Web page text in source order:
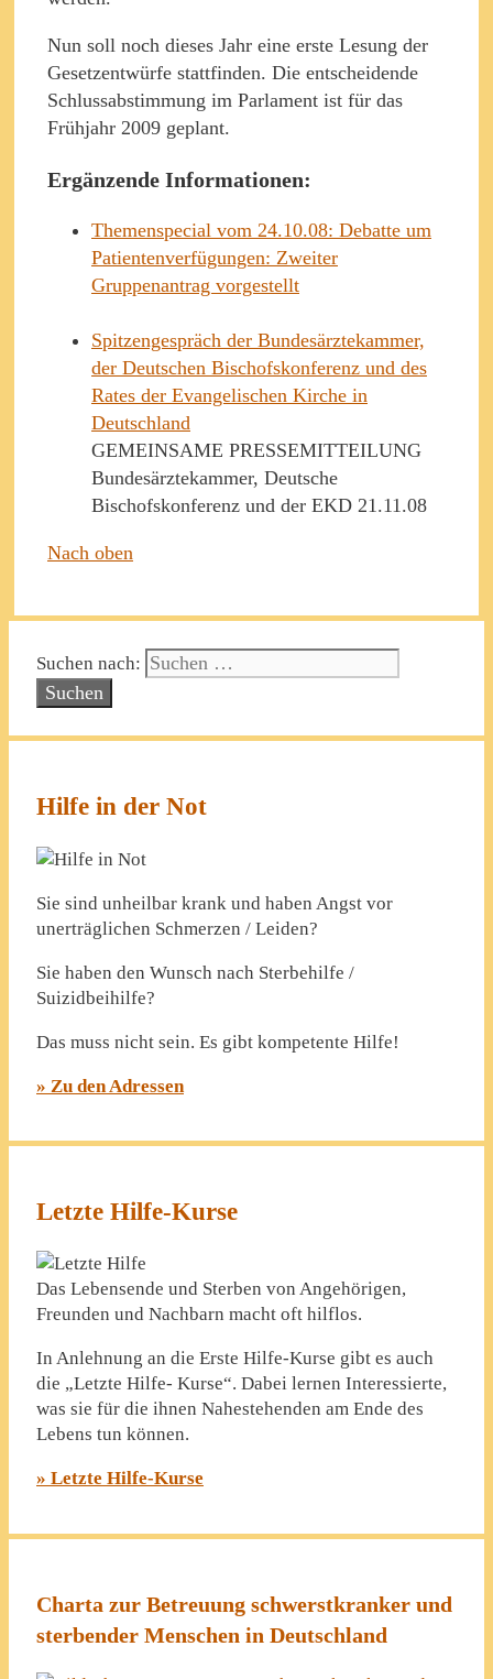
Nun soll noch dieses Jahr eine erste Lesung der
Gesetzentwürfe stattfinden. Die entscheidende
Schlussabstimmung im Parlament ist für das
Frühjahr 2009 geplant.
Ergänzende Informationen:
Themenspecial vom 24.10.08: Debatte um
Patientenverfügungen: Zweiter
Gruppenantrag vorgestellt
Spitzengespräch der Bundesärztekammer,
der Deutschen Bischofskonferenz und des
Rates der Evangelischen Kirche in
Deutschland
GEMEINSAME PRESSEMITTEILUNG
Bundesärztekammer, Deutsche
Bischofskonferenz und der EKD 21.11.08
Nach oben
Suchen nach:
Hilfe in der Not
Sie sind unheilbar krank und haben Angst vor
unerträglichen Schmerzen / Leiden?
Sie haben den Wunsch nach Sterbehilfe /
Suizidbeihilfe?
Das muss nicht sein. Es gibt kompetente Hilfe!
» Zu den Adressen
Letzte Hilfe-Kurse
Das Lebensende und Sterben von Angehörigen,
Freunden und Nachbarn macht oft hilflos.
In Anlehnung an die Erste Hilfe-Kurse gibt es auch
die „Letzte Hilfe- Kurse“. Dabei lernen Interessierte,
was sie für die ihnen Nahestehenden am Ende des
Lebens tun können.
» Letzte Hilfe-Kurse
Charta zur Betreuung schwerstkranker und
sterbender Menschen in Deutschland